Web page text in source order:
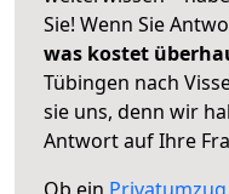
Sie! Wenn Sie
was kostet
Tübingen nach
sie uns, denn wir
Antwort auf Ihre